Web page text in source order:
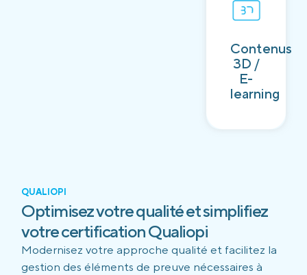
Contenus
3D /
E-
learning
Découvrir
QUALIOPI
Optimisez votre qualité et simplifiez
votre certification Qualiopi
Modernisez votre approche qualité et facilitez la
gestion des éléments de preuve nécessaires à